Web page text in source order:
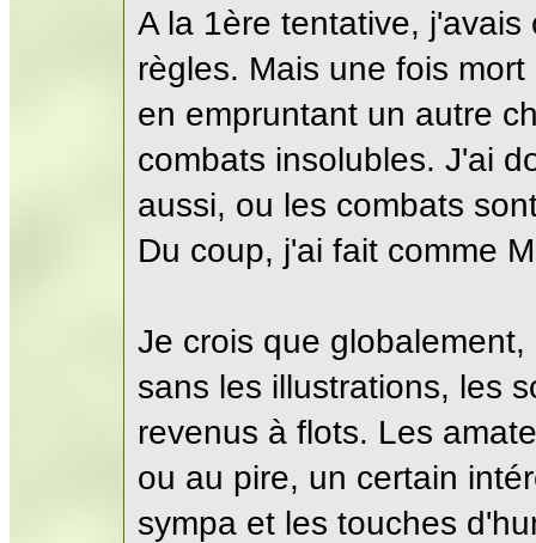
A la 1ère tentative,
règles. Mais une fois
en empruntant un autre
combats insolubles. J'ai
aussi, ou les combats
Du coup, j'ai fait comme
Je crois que
sans les illustrations, les
revenus à flots. Les
ou au pire, un certain
sympa et les touches